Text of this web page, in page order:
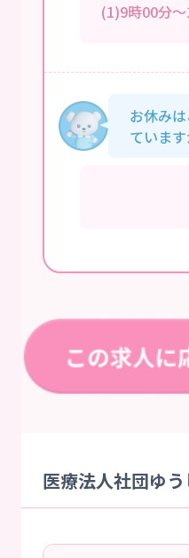
(1)9時00分
お休み
ています
医療法人社団ゆ